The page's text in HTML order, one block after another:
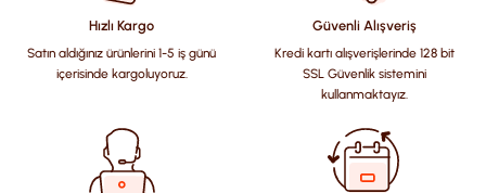
Hızlı Kargo
Satın aldığınız ürünlerini 1-5 iş günü
içerisinde kargoluyoruz.
Güvenli Alışveriş
Kredi kartı alışverişlerinde 128 bit
SSL Güvenlik sistemini
kullanmaktayız.